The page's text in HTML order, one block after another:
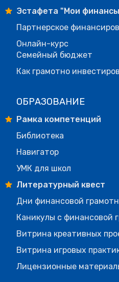
Эстафета "Мои
Партнерское
Онлайн-курс
Семейный бюджет
Как грамотно
ОБРАЗОВАНИЕ
Рамка компетенций
Библиотека
Навигатор
УМК для школ
Литературный квест
Дни финансовой
Каникулы с финансовой
Витрина креативных
Витрина игровых
Лицензионные